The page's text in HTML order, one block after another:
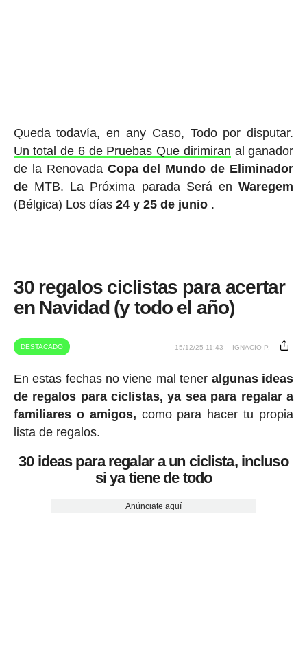
Queda todavía, en any Caso, Todo por disputar.
Un total de 6 de Pruebas Que dirimiran al ganador
de la Renovada Copa del Mundo de Eliminador
deMTB. La Próxima parada Será enWaregem
(Bélgica) Los días 24 y 25 de junio.
30 regalos ciclistas para acertar
en Navidad (y todo el año)
DESTACADO 15/12/25 11:43 IGNACIO P.
En estas fechas no viene mal tener algunas ideas
de regalos para ciclistas, ya sea para regalar a
familiares o amigos, como para hacer tu propia
lista de regalos.
30 ideas para regalar a un ciclista, incluso
si ya tiene de todo
Anúnciate aquí